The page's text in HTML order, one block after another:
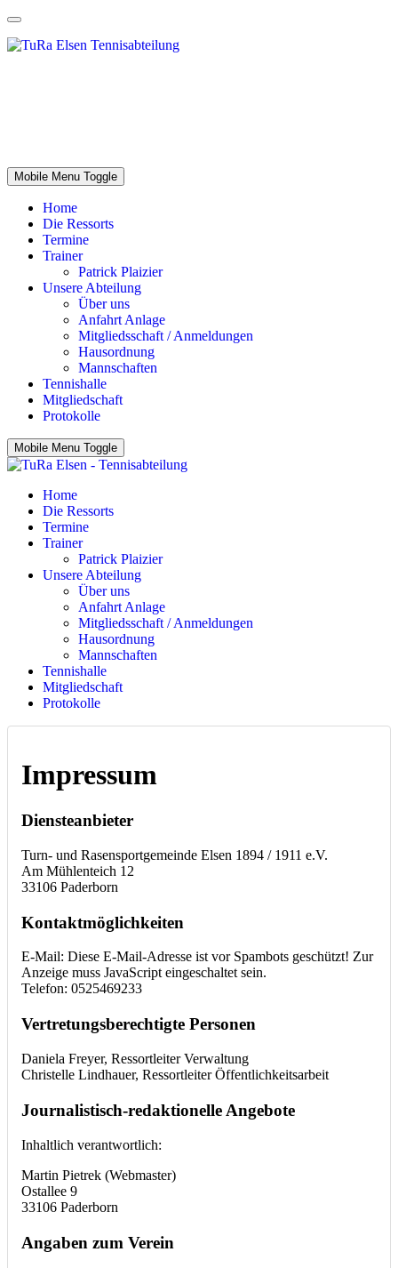
Mobile Menu Toggle
Home
Die Ressorts
Termine
Trainer
Patrick Plaizier
Unsere Abteilung
Über uns
Anfahrt Anlage
Mitgliedsschaft / Anmeldungen
Hausordnung
Mannschaften
Tennishalle
Mitgliedschaft
Protokolle
Mobile Menu Toggle
Home
Die Ressorts
Termine
Trainer
Patrick Plaizier
Unsere Abteilung
Über uns
Anfahrt Anlage
Mitgliedsschaft / Anmeldungen
Hausordnung
Mannschaften
Tennishalle
Mitgliedschaft
Protokolle
Impressum
Diensteanbieter
Turn- und Rasensportgemeinde Elsen 1894 / 1911 e.V.
Am Mühlenteich 12
33106 Paderborn
Kontaktmöglichkeiten
E-Mail: Diese E-Mail-Adresse ist vor Spambots geschützt! Zur
Anzeige muss JavaScript eingeschaltet sein.
Telefon: 0525469233
Vertretungsberechtigte Personen
Daniela Freyer, Ressortleiter Verwaltung
Christelle Lindhauer, Ressortleiter Öffentlichkeitsarbeit
Journalistisch-redaktionelle Angebote
Inhaltlich verantwortlich:
Martin Pietrek (Webmaster)
Ostallee 9
33106 Paderborn
Angaben zum Verein